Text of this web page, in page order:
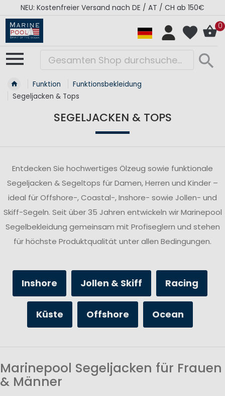
RÉGATES ROYALES Kollektion - Super Sale
0
Funktion
Funktionsbekleidung
Segeljacken & Tops
SEGELJACKEN & TOPS
Entdecken Sie hochwertiges Ölzeug sowie funktionale
Segeljacken & Segeltops für Damen, Herren und Kinder –
ideal für Offshore-, Coastal-, Inshore- sowie Jollen- und
Skiff-Segeln. Seit über 35 Jahren entwickeln wir Marinepool
Segelbekleidung gemeinsam mit Profiseglern und stehen
für höchste Produktqualität unter allen Bedingungen.
Inshore Jollen & Skiff Racing
Küste Offshore Ocean
Marinepool Segeljacken für Frauen
& Männer